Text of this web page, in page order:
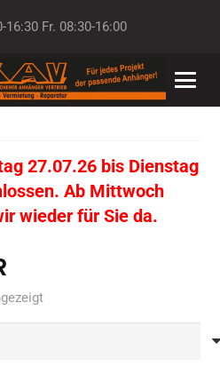
16:30 Fr. 08:30-16:00
27.07.26 bis Dienstag
Ab Mittwoch
wieder für Sie da.